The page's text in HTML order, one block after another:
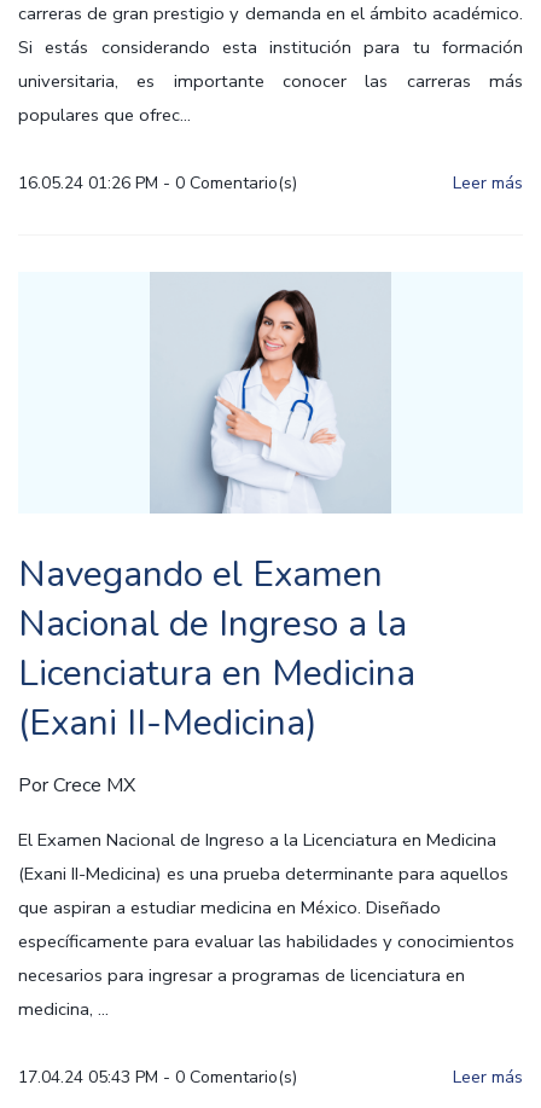
carreras de gran prestigio y demanda en el ámbito académico.
Si estás considerando esta institución para tu formación
universitaria, es importante conocer las carreras más
populares que ofrec...
16.05.24 01:26 PM - 0 Comentario(s) Leer más
Navegando el Examen
Nacional de Ingreso a la
Licenciatura en Medicina
(Exani II-Medicina)
PorCrece MX
El Examen Nacional de Ingreso a la Licenciatura en Medicina
(Exani II-Medicina) es una prueba determinante para aquellos
que aspiran a estudiar medicina en México. Diseñado
específicamente para evaluar las habilidades y conocimientos
necesarios para ingresar a programas de licenciatura en
medicina, ...
17.04.24 05:43 PM - 0 Comentario(s) Leer más